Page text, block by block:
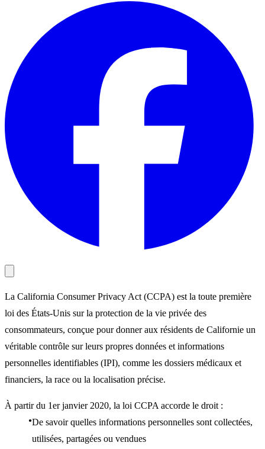
La California Consumer Privacy Act (CCPA) est la toute première
loi des États-Unis sur la protection de la vie privée des
consommateurs, conçue pour donner aux résidents de Californie un
véritable contrôle sur leurs propres données et informations
personnelles identifiables (IPI), comme les dossiers médicaux et
financiers, la race ou la localisation précise.
À partir du 1er janvier 2020, la loi CCPA accorde le droit :
De savoir quelles informations personnelles sont collectées,
utilisées, partagées ou vendues